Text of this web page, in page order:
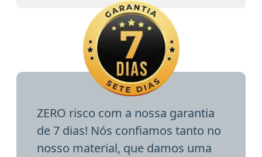
ZERO risco com a nossa garantia
de 7 dias! Nós confiamos tanto no
nosso material, que damos uma